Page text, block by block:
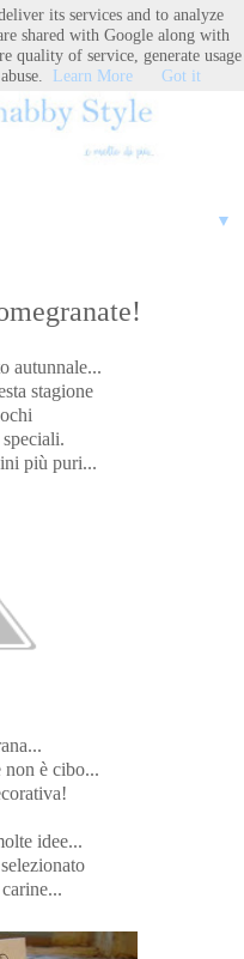
▼
autunnale...
stagione
più puri...
non è cibo...
idee...
its services and to analyze
shared with Google along with
quality of service, generate usage
Learn More Got it